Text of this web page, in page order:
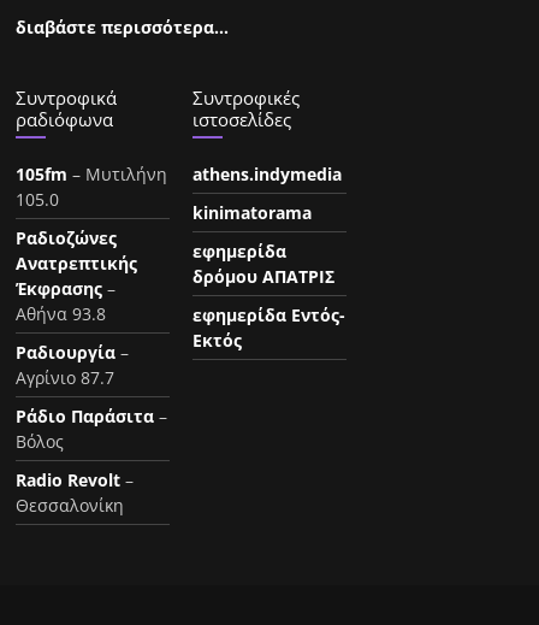
διαβάστε περισσότερα…
Συντροφικά
ραδιόφωνα
105fm – Μυτιλήνη
105.0
Ραδιοζώνες
Ανατρεπτικής
Έκφρασης –
Αθήνα 93.8
Ραδιουργία –
Αγρίνιο 87.7
Ράδιο Παράσιτα –
Βόλος
Radio Revolt –
Θεσσαλονίκη
Συντροφικές
ιστοσελίδες
athens.indymedia
kinimatorama
εφημερίδα
δρόμου ΑΠΑΤΡΙΣ
εφημερίδα Εντός-
Εκτός